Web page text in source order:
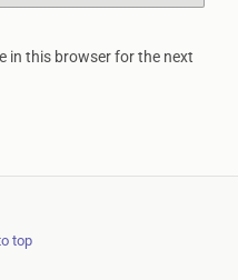
in this browser for the next
top